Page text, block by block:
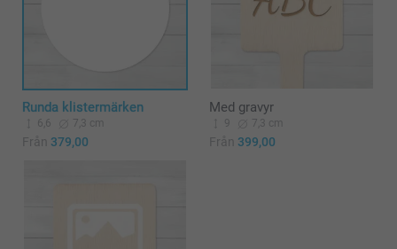
Runda klistermärken
6,6 7,3 cm
Från 379,00
Med gravyr
9 7,3 cm
Från 399,00